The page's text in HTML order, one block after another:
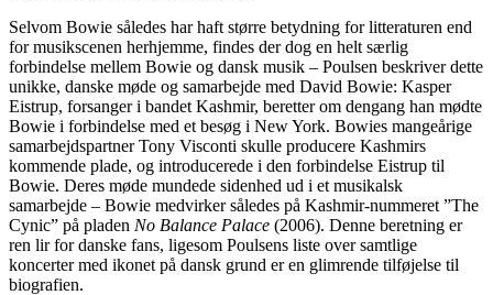
Selvom Bowie således har haft større betydning for litteraturen end
for musikscenen herhjemme, findes der dog en helt særlig
forbindelse mellem Bowie og dansk musik – Poulsen beskriver dette
unikke, danske møde og samarbejde med David Bowie: Kasper
Eistrup, forsanger i bandet Kashmir, beretter om dengang han mødte
Bowie i forbindelse med et besøg i New York. Bowies mangeårige
samarbejdspartner Tony Visconti skulle producere Kashmirs
kommende plade, og introducerede i den forbindelse Eistrup til
Bowie. Deres møde mundede sidenhed ud i et musikalsk
samarbejde – Bowie medvirker således på Kashmir-nummeret ”The
Cynic” på pladen No Balance Palace (2006). Denne beretning er
ren lir for danske fans, ligesom Poulsens liste over samtlige
koncerter med ikonet på dansk grund er en glimrende tilføjelse til
biografien.